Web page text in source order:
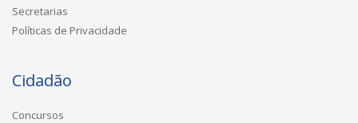
Secretarias
Políticas de Privacidade
Cidadão
Concursos